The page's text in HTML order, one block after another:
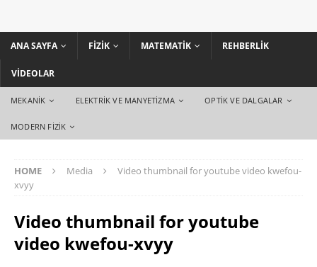
ANA SAYFA FIZIK MATEMATIK REHBERLIK
VIDEOLAR
MEKANIK ELEKTRIK VE MANYETIZMA OPTIK VE DALGALAR
MODERN FIZIK
HOME Media
Video thumbnail for youtube video kwefou-
xvyy
Video thumbnail for youtube
video kwefou-xvyy